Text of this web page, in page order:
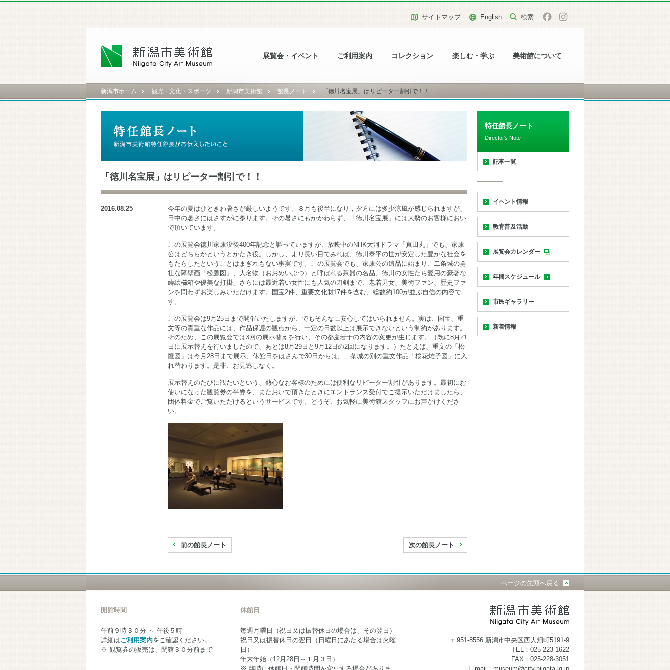
展覧会・イベント ご利用案内 コレクション 楽しむ・学ぶ 美術館について
サイトマップ English
新潟市ホーム 観光・文化・スポーツ 新潟市美術館 館長ノート 「徳川名宝展」はリピーター割引で！！
「徳川名宝展」はリピーター割引で！！
2016.08.25
今年の夏はひときわ暑さが厳しいようです。８月も後半になり，夕方には多少涼風が感じられますが、
日中の暑さにはさすがに参ります。その暑さにもかかわらず、「徳川名宝展」には大勢のお客様におい
で頂いています。
この展覧会徳川家康没後400年記念と謳っていますが、放映中のNHK大河ドラマ「真田丸」でも、家康
公はどちらかというとかたき役。しかし、より長い目でみれば、徳川泰平の世が安定した豊かな社会を
もたらしたということはまぎれもない事実です。この展覧会でも、家康公の遺品に始まり、二条城の勇
壮な障壁画「松鷹図」、大名物（おおめいぶつ）と呼ばれる茶器の名品、徳川の女性たち愛用の豪奢な
蒔絵櫛箱や優美な打掛、さらには最近若い女性にも人気の刀剣まで、老若男女、美術ファン、歴史ファ
ンを問わずお楽しみいただけます。国宝2件、重要文化財17件を含む、総数約100が並ぶ自信の内容で
す。
この展覧会は9月25日まで開催いたしますが、でもそんなに安心してはいられません。実は、国宝、重
文等の貴重な作品には、作品保護の観点から、一定の日数以上は展示できないという制約があります。
そのため、この展覧会では3回の展示替えを行い、その都度若干の内容の変更が生じます。（既に8月21
日に展示替えを行いましたので、あとは8月29日と9月12日の2回になります。）たとえば、重文の「松
鷹図」は今月28日まで展示、休館日をはさんで30日からは、二条城の別の重文作品「桜花雉子図」に入
れ替わります。是非、お見逃しなく。
展示替えのたびに観たいという、熱心なお客様のためには便利なリピーター割引があります。最初にお
使いになった観覧券の半券を、またおいで頂きたときにエントランス受付でご提示いただけましたら、
団体料金でご覧いただけるというサービスです。どうぞ、お気軽に美術館スタッフにお声かけくださ
い。
前の館長ノート 次の館長ノート
特任館長ノート
Director's Note
記事一覧
イベント情報
教育普及活動
展覧会カレンダー
年間スケジュール
市民ギャラリー
新着情報
ページの先頭へ戻る
開館時間
午前９時３０分 ～ 午後５時
詳細はご利用案内をご確認ください。
※ 観覧券の販売は、閉館３０分前まで
休館日
毎週月曜日（祝日又は振替休日の場合は、その翌日）
祝日又は振替休日の翌日（日曜日にあたる場合は火曜
日）
年末年始（12月28日～１月３日）
※ 臨時に休館日・閉館時間を変更する場合がありま
〒951-8556 新潟市中央区西大畑町5191-9
TEL：025-223-1622
FAX：025-228-3051
E-mail：museum@city.niigata.lg.jp